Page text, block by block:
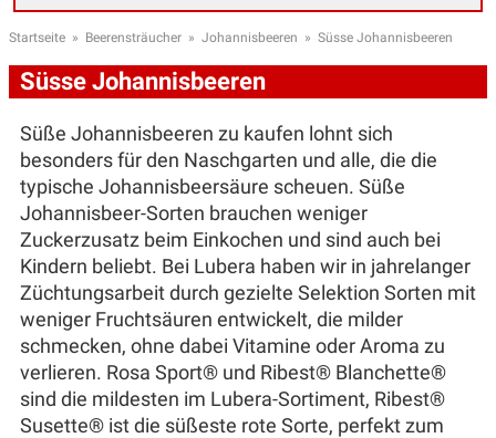
Startseite » Beerensträucher » Johannisbeeren » Süsse Johannisbeeren
Süsse Johannisbeeren
Süße Johannisbeeren zu kaufen lohnt sich
besonders für den Naschgarten und alle, die die
typische Johannisbeersäure scheuen. Süße
Johannisbeer-Sorten brauchen weniger
Zuckerzusatz beim Einkochen und sind auch bei
Kindern beliebt. Bei Lubera haben wir in jahrelanger
Züchtungsarbeit durch gezielte Selektion Sorten mit
weniger Fruchtsäuren entwickelt, die milder
schmecken, ohne dabei Vitamine oder Aroma zu
verlieren. Rosa Sport® und Ribest® Blanchette®
sind die mildesten im Lubera-Sortiment, Ribest®
Susette® ist die süßeste rote Sorte, perfekt zum